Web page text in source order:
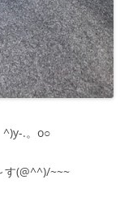
^)y-.。o○
す(@^^)/~~~